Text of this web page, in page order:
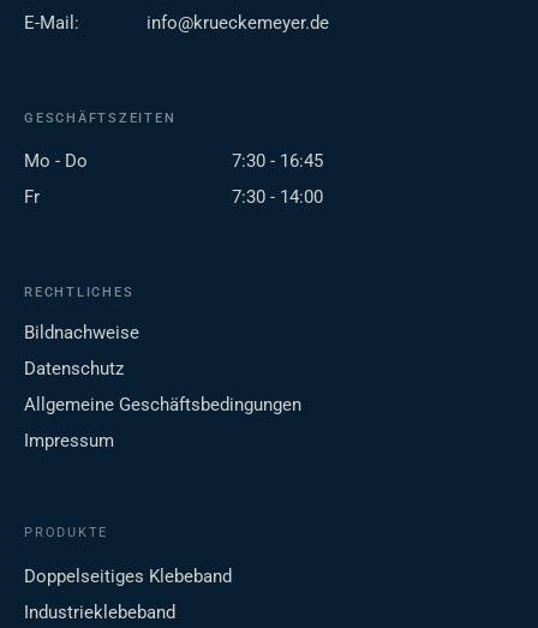
E-Mail:
info@krueckemeyer.de
GESCHÄFTSZEITEN
Mo - Do
7:30 - 16:45
Fr
7:30 - 14:00
RECHTLICHES
Bildnachweise
Datenschutz
Allgemeine Geschäftsbedingungen
Impressum
PRODUKTE
Doppelseitiges Klebeband
Industrieklebeband